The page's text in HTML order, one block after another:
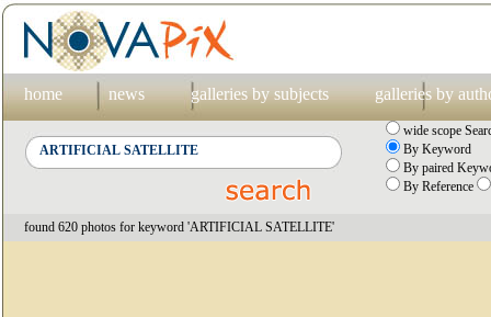
home news galleries by subjects galleries by
wide scope
By Keyword
By paired
By Reference
found 620 photos for keyword 'ARTIFICIAL SATELLITE'